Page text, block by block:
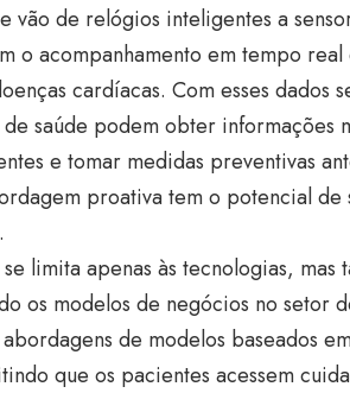
vão de relógios inteligentes a
o acompanhamento em tempo
cardíacas. Com esses dados
saúde podem obter informações
e tomar medidas preventivas
proativa tem o potencial
limita apenas às tecnologias, mas
os modelos de negócios no setor
de modelos baseados
que os pacientes acessem